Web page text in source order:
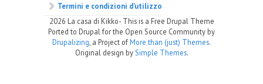
Termini e condizioni d’utilizzo
2026 La casa di Kikko- This is a Free Drupal Theme
Ported to Drupal for the Open Source Community by
Drupalizing , a Project ofMore than (just) Themes.
Original design by Simple Themes.